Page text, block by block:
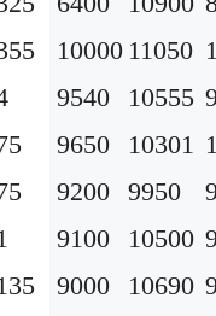
10000 11050
9540 10555
9650 10301
9200 9950
9100 10500
9000 10690